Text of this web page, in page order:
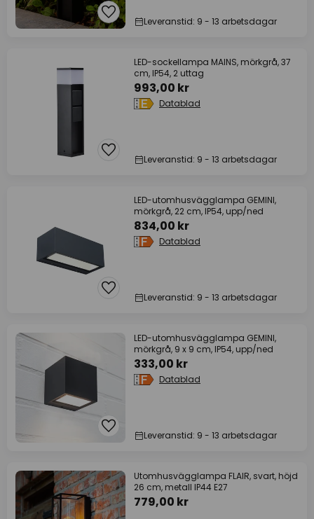
Leveranstid: 9 - 13 arbetsdagar
LED-sockellampa MAINS, mörkgrå, 37
cm, IP54, 2 uttag
993,00 kr
Datablad
Leveranstid: 9 - 13 arbetsdagar
LED-utomhusvägglampa GEMINI,
mörkgrå, 22 cm, IP54, upp/ned
834,00 kr
Datablad
Leveranstid: 9 - 13 arbetsdagar
LED-utomhusvägglampa GEMINI,
mörkgrå, 9 x 9 cm, IP54, upp/ned
333,00 kr
Datablad
Leveranstid: 9 - 13 arbetsdagar
Utomhusvägglampa FLAIR, svart, höjd
26 cm, metall IP44 E27
779,00 kr